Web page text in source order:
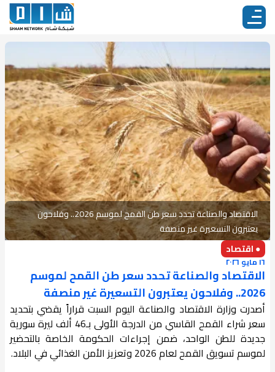
الاقتصاد والصناعة تحدد سعر طن القمح لموسم 2026.. وفلاحون
يعتبرون التسعيرة غير منصفة
● اقتصاد
١٦ مايو ٢٠٢٦
الاقتصاد والصناعة تحدد سعر طن القمح لموسم
2026.. وفلاحون يعتبرون التسعيرة غير منصفة
أصدرت وزارة الاقتصاد والصناعة اليوم السبت قراراً يقضي بتحديد
سعر شراء القمح القاسي من الدرجة الأولى بـ46 ألف ليرة سورية
جديدة للطن الواحد، ضمن إجراءات الحكومة الخاصة بالتحضير
لموسم تسويق القمح لعام 2026 وتعزيز الأمن الغذائي في البلاد.